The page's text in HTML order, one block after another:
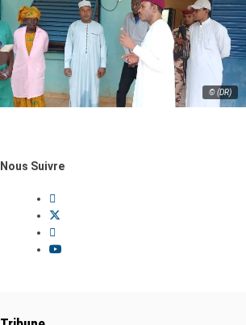
© (DR)
Nous Suivre